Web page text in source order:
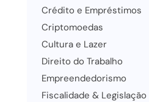
Crédito e Empréstimos
Criptomoedas
Cultura e Lazer
Direito do Trabalho
Empreendedorismo
Fiscalidade & Legislação